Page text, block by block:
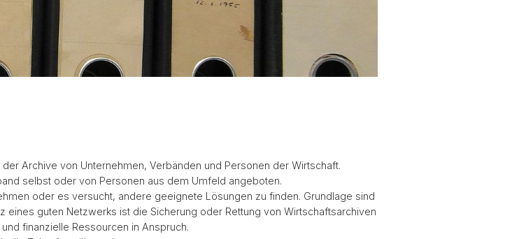
Archive von Unternehmen, Verbänden und Personen der Wirtschaft.
selbst oder von Personen aus dem Umfeld angeboten.
oder es versucht, andere geeignete Lösungen zu finden. Grundlage sind
eines guten Netzwerks ist die Sicherung oder Rettung von Wirtschaftsarchiven
finanzielle Ressourcen in Anspruch.